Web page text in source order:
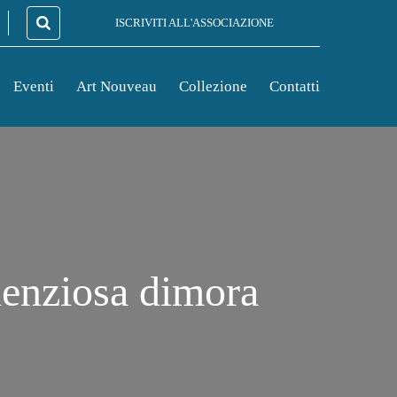
ISCRIVITI ALL'ASSOCIAZIONE
Eventi Art Nouveau Collezione Contatti
dimora